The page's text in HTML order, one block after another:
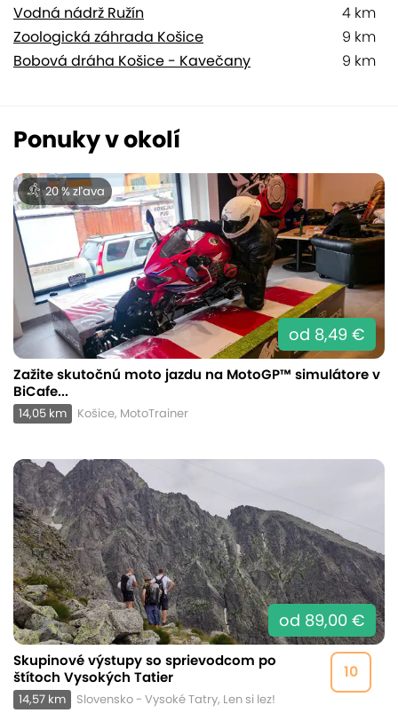
4 km
Vodná nádrž Ružín
9 km
Zoologická záhrada Košice
9 km
Bobová dráha Košice - Kavečany
Ponuky v okolí
20 % zľava
od 8,49 €
Zažite skutočnú moto jazdu na MotoGP™ simulátore v
BiCafe...
14,05 km Košice, MotoTrainer
od 89,00 €
10
Skupinové výstupy so sprievodcom po
štítoch Vysokých Tatier
14,57 km Slovensko - Vysoké Tatry, Len si lez!